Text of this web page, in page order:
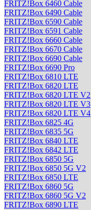
FRITZ!Box 6460 Cable
FRITZ!Box 6490 Cable
FRITZ!Box 6590 Cable
FRITZ!Box 6591 Cable
FRITZ!Box 6660 Cable
FRITZ!Box 6670 Cable
FRITZ!Box 6690 Cable
FRITZ!Box 6690 Pro
FRITZ!Box 6810 LTE
FRITZ!Box 6820 LTE
FRITZ!Box 6820 LTE V2
FRITZ!Box 6820 LTE V3
FRITZ!Box 6820 LTE V4
FRITZ!Box 6825 4G
FRITZ!Box 6835 5G
FRITZ!Box 6840 LTE
FRITZ!Box 6842 LTE
FRITZ!Box 6850 5G
FRITZ!Box 6850 5G V2
FRITZ!Box 6850 LTE
FRITZ!Box 6860 5G
FRITZ!Box 6860 5G V2
FRITZ!Box 6890 LTE